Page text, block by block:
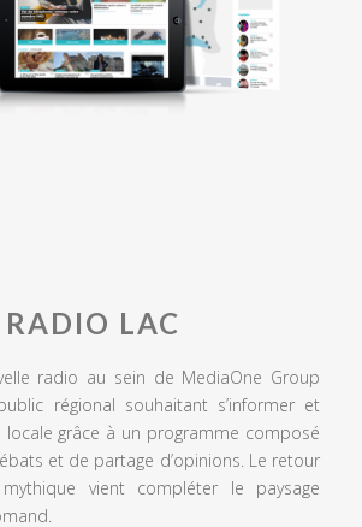
RADIO LAC
radio au sein de MediaOne Group
régional souhaitant s’informer et
locale grâce à un programme composé
et de partage d’opinions. Le retour
vient compléter le paysage